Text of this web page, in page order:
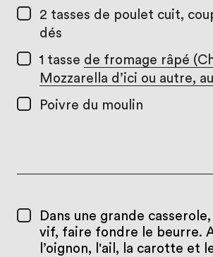
2 tasses de poulet cuit,
dés
1 tasse de fromage râpé
Mozzarella d’ici ou autre,
Poivre du moulin
Dans une grande
vif, faire fondre le beurre.
l’oignon, l'ail, la carotte et